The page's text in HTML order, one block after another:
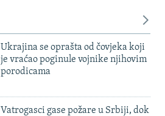
Ukrajina se oprašta od čovjeka koji
je vraćao poginule vojnike njihovim
porodicama
Vatrogasci gase požare u Srbiji, dok